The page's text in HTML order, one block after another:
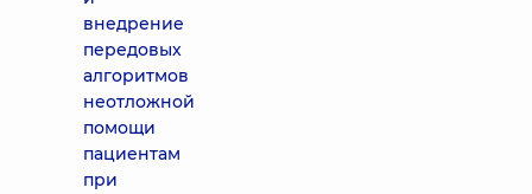
внедрение
передовых
алгоритмов
неотложной
помощи
пациентам
при